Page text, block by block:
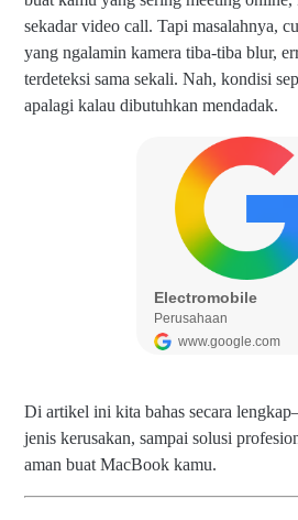
sekadar video call. Tapi masalahnya,
yang ngalamin kamera tiba-tiba blur,
terdeteksi sama sekali. Nah, kondisi
apalagi kalau dibutuhkan mendadak.
Di artikel ini kita bahas secara
jenis kerusakan, sampai solusi
aman buat MacBook kamu.